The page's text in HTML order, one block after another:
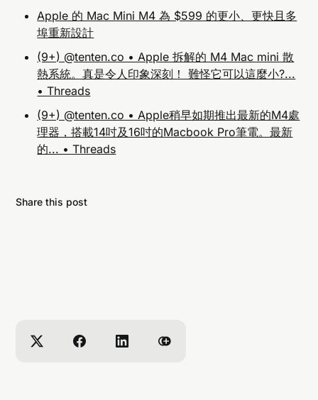
Apple 的 Mac Mini M4 為 $599 的更小、更快且多
埠重新設計
(9+) @tenten.co • Apple 拆解的 M4 Mac mini 散
熱系統。真是令人印象深刻！ 難怪它可以這麼小?...
• Threads
(9+) @tenten.co • Apple稍早如期推出最新的M4處
理器，搭載14吋及16吋的Macbook Pro筆電。最新
的... • Threads
Share this post